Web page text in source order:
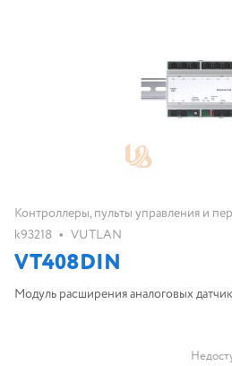
Контроллеры, пульты управления и
k93218 • VUTLAN
VT408DIN
Модуль расширения аналоговых